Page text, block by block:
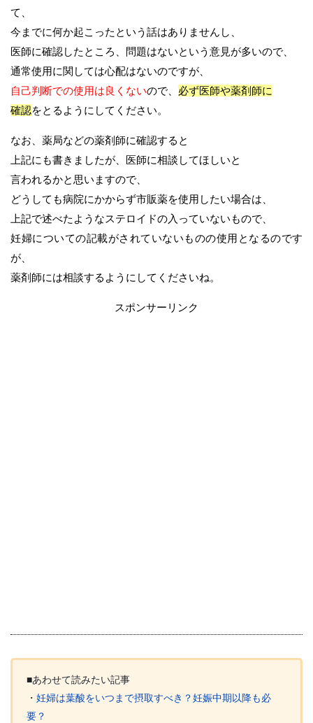
て、
今までに何か起こったという話はありませんし、
医師に確認したところ、問題はないという意見が多いので、
通常使用に関しては心配はないのですが、
自己判断での使用は良くないので、 必ず医師や薬剤師に
確認をとるようにしてください。
なお、薬局などの薬剤師に確認すると
上記にも書きましたが、医師に相談してほしいと
言われるかと思いますので、
どうしても病院にかからず市販薬を使用したい場合は、
上記で述べたようなステロイドの入っていないもので、
妊婦についての記載がされていないものの使用となるのです
が、
薬剤師には相談するようにしてくださいね。
スポンサーリンク
■あわせて読みたい記事
・ 妊婦は葉酸をいつまで摂取すべき？妊娠中期以降も必
要？